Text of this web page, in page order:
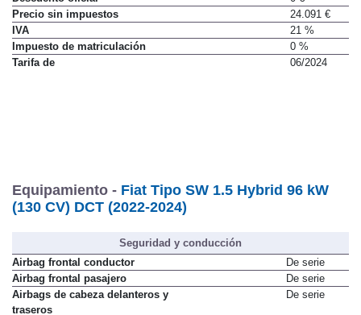
Precio sin impuestos
24.091 €
IVA
21 %
Impuesto de matriculación
0 %
Tarifa de
06/2024
Equipamiento - Fiat Tipo SW 1.5 Hybrid 96 kW
(130 CV) DCT (2022-2024)
Seguridad y conducción
Airbag frontal conductor
De serie
Airbag frontal pasajero
De serie
Airbags de cabeza delanteros y
traseros
De serie